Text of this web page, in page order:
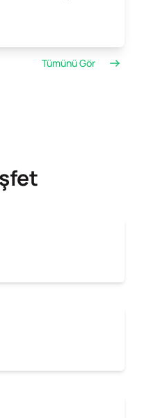
Tümünü Gör